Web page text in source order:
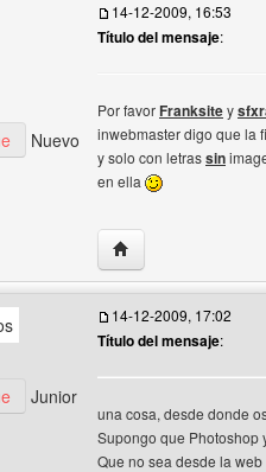
del usuario
Nuevo
14-12-2009, 16:53
Título del mensaje:
Por favorFranksitey
inwebmaster digo que la
y solo con letrassin
en ella
Visitar sitio web del
perfil del usuario
Junior
14-12-2009, 17:02
Título del mensaje:
una cosa, desde donde
Supongo que Photoshop
Que no sea desde la web